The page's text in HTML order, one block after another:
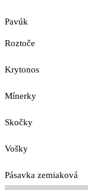
Pavúk
Roztoče
Krytonos
Mínerky
Skočky
Vošky
Pásavka zemiaková